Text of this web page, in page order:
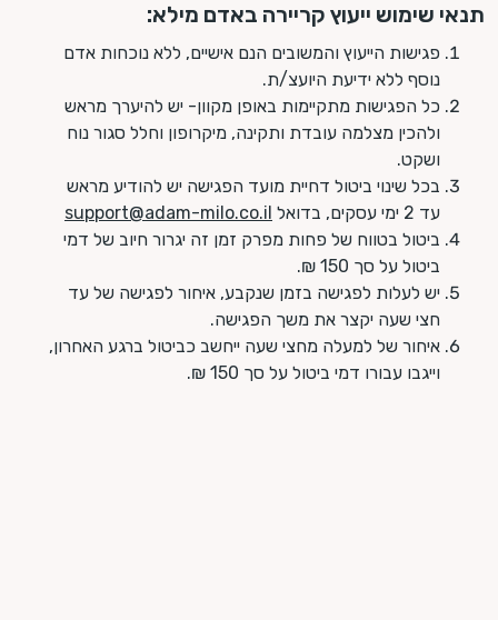
תנאי שימוש ייעוץ קריירה באדם מילא:
פגישות הייעוץ והמשובים הנם אישיים, ללא נוכחות אדם
נוסף ללא ידיעת היועצ/ת.
כל הפגישות מתקיימות באופן מקוון- יש להיערך מראש
ולהכין מצלמה עובדת ותקינה, מיקרופון וחלל סגור נוח
ושקט.
בכל שינוי ביטול דחיית מועד הפגישה יש להודיע מראש
עד 2 ימי עסקים, בדואל
support@adam-milo.co.il
ביטול בטווח של פחות מפרק זמן זה יגרור חיוב של דמי
ביטול על סך 150 ₪.
יש לעלות לפגישה בזמן שנקבע, איחור לפגישה של עד
חצי שעה יקצר את משך הפגישה.
איחור של למעלה מחצי שעה ייחשב כביטול ברגע האחרון,
וייגבו עבורו דמי ביטול על סך 150 ₪.